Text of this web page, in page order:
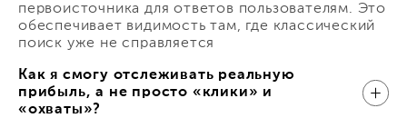
первоисточника для ответов пользователям. Это
обеспечивает видимость там, где классический
поиск уже не справляется
Как я смогу отслеживать реальную
прибыль, а не просто «клики» и
«охваты»?